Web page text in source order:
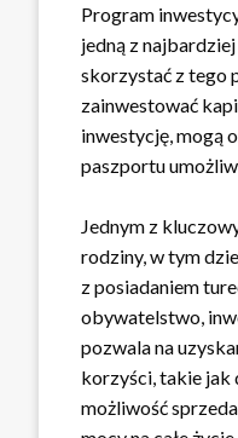
Program
jedną z
skorzystać z tego
zainwestować
inwestycję, mogą
paszportu
Jednym z
rodziny, w tym
z posiadaniem
obywatelstwo,
pozwala na
korzyści, takie jak
możliwość